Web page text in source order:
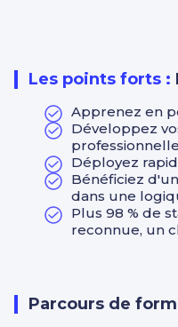
Les points forts :
Apprenez en
Développez
professionnelle
Déployez
Bénéficiez
dans une
Plus 98 % de
reconnue, un
Parcours de